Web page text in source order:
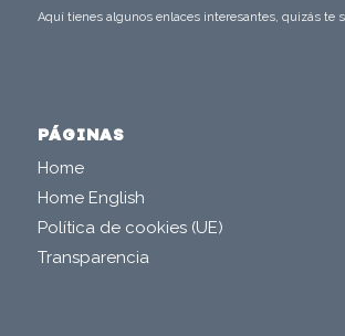
Aquí tienes algunos enlaces interesantes, quizás te
PÁGINAS
Home
Home English
Política de cookies (UE)
Transparencia